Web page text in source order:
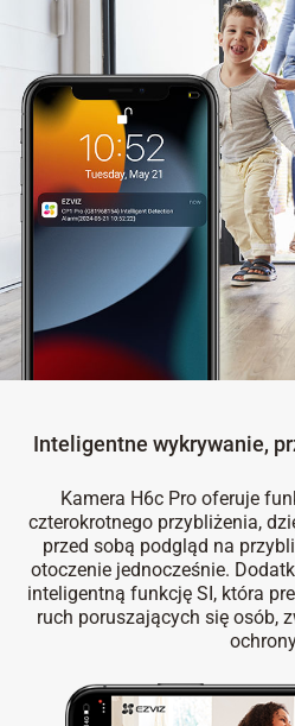
Inteligentne wykrywanie,
Kamera H6c Pro oferuje
czterokrotnego przybliżenia,
przed sobą podgląd na
otoczenie jednocześnie.
inteligentną funkcję SI, która
ruch poruszających się osób,